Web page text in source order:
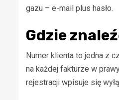
gazu – e-mail plus hasło.
Gdzie
Numer klienta to jedna z
na każdej fakturze w
rejestracji wpisuje się